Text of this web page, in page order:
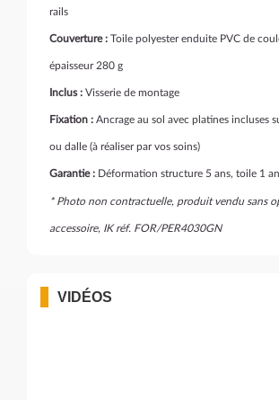
rails
Couverture : Toile polyester enduite PVC de
épaisseur 280 g
Inclus : Visserie de montage
Fixation : Ancrage au sol avec platines incluses
ou dalle (à réaliser par vos soins)
Garantie : Déformation structure 5 ans, toile 1 an
* Photo non contractuelle, produit vendu sans
accessoire, IK réf. FOR/PER4030GN
VIDÉOS